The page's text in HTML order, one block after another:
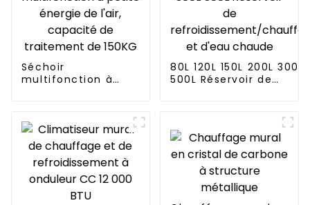
Séchoir
multifonction à
150KG
80L 120L 150L 200L 300L
500L Réservoir de